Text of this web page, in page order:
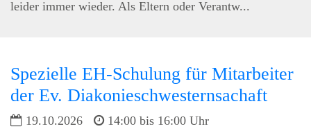
leider immer wieder. Als Eltern oder Verantw...
Spezielle EH-Schulung für Mitarbeiter
der Ev. Diakonieschwesternsachaft
19.10.2026
14:00 bis 16:00 Uhr